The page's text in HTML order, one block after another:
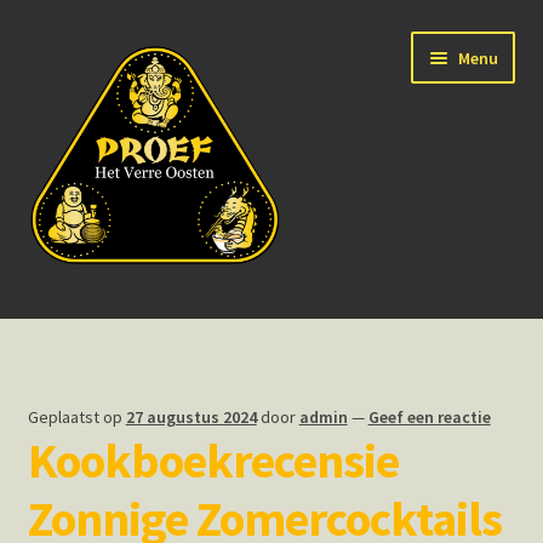
navigatie
inhoud
Menu
Home
Bedrijven en groepen
Particulieren
Geplaatst op 27 augustus 2024door admin — Geef een reactie
Kookboekrecensie
Zonnige Zomercocktails